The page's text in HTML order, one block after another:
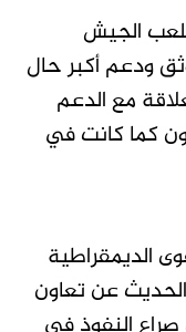
الجيش
ودعم أكبر حال
مع الدعم
كما كانت في
الديمقراطية
عن تعاون